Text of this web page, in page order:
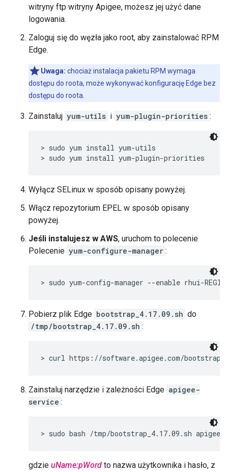
witryny ftp witryny Apigee, możesz jej użyć dane
logowania.
Zaloguj się do węzła jako root, aby zainstalować RPM
Edge.
Uwaga: chociaż instalacja pakietu RPM wymaga
dostępu do roota, może wykonywać konfigurację Edge bez
dostępu do roota.
Zainstaluj yum-utils i yum-plugin-priorities :
> sudo yum install yum-utils
> sudo yum install yum-plugin-priorities
Wyłącz SELinux w sposób opisany powyżej.
Włącz repozytorium EPEL w sposób opisany
powyżej.
Jeśli instalujesz w AWS, uruchom to polecenie
Polecenie yum-configure-manager :
> sudo yum-config-manager --enable rhui-
Pobierz plik Edge bootstrap_4.17.09.sh do
/tmp/bootstrap_4.17.09.sh :
> curl https://software.apigee.com/
Zainstaluj narzędzie i zależności Edge apigee-
service :
> sudo bash /tmp/bootstrap_4.17.09.sh
gdzie uName:pWord to nazwa użytkownika i hasło, z